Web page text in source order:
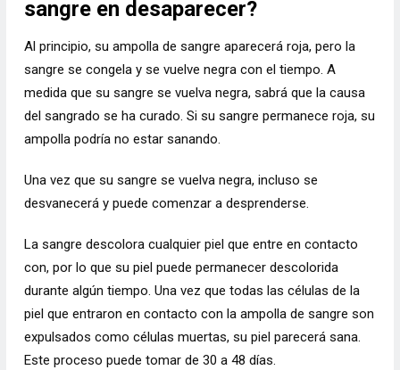
sangre en desaparecer?
Al principio, su ampolla de sangre aparecerá roja, pero la
sangre se congela y se vuelve negra con el tiempo. A
medida que su sangre se vuelva negra, sabrá que la causa
del sangrado se ha curado. Si su sangre permanece roja, su
ampolla podría no estar sanando.
Una vez que su sangre se vuelva negra, incluso se
desvanecerá y puede comenzar a desprenderse.
La sangre descolora cualquier piel que entre en contacto
con, por lo que su piel puede permanecer descolorida
durante algún tiempo. Una vez que todas las células de la
piel que entraron en contacto con la ampolla de sangre son
expulsados ​​como células muertas, su piel parecerá sana.
Este proceso puede tomar de 30 a 48 días.